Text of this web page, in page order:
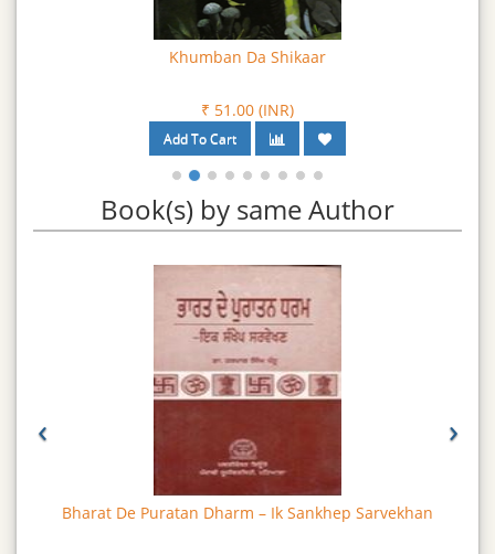
ਮਾਸੂਮ ਕੌਮ ਪ੍ਰਤਿ ਹਮਦਰਦੀ ਪੈਦਾ ਕਰਦਾ ਹੈ। ਅਣਛੋਹੇ ਵਿਸ਼ਿਆਂ ਨਾਲ ਸਾਂਝ
ਪੁਆ ਕੇ ਇਹ ਪੁਸਤਕ ਸਾਡੇ ਗਿਆਨ ਦਰੀਚੇ ਨੂੰ ਮੋਕਲਾ ਕਰਦੀ ਹੈ ਅਤੇ ਸਾਡੀਆਂ
ਅਕਾਂਖਿਆਵਾਂ ਦੇ ਖੰਭਾਂ ਨੂੰ ਪਰਵਾਜ਼ ਭਰਨ ਲਈ ਤਾਣ ਦਿੰਦੀ ਹੈ।
Khumban Da Shikaar
₹ 51.00 (INR)
Book(s) by same Author
Bharat De Puratan Dharm – Ik Sankhep Sarvekhan
‹ ›